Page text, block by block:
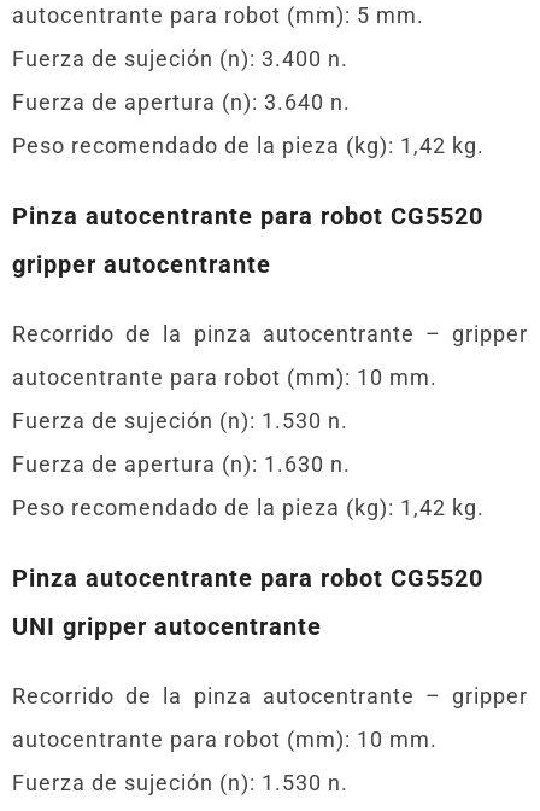
autocentrante para robot (mm): 5 mm.
Fuerza de sujeción (n): 3.400 n.
Fuerza de apertura (n): 3.640 n.
Peso recomendado de la pieza (kg): 1,42 kg.
Pinza autocentrante para robot CG5520
gripper autocentrante
Recorrido de la pinza autocentrante – gripper
autocentrante para robot (mm): 10 mm.
Fuerza de sujeción (n): 1.530 n.
Fuerza de apertura (n): 1.630 n.
Peso recomendado de la pieza (kg): 1,42 kg.
Pinza autocentrante para robot CG5520
UNI gripper autocentrante
Recorrido de la pinza autocentrante – gripper
autocentrante para robot (mm): 10 mm.
Fuerza de sujeción (n): 1.530 n.